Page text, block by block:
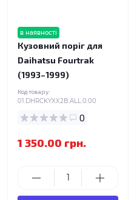
в наявності
Кузовний поріг для
Daihatsu Fourtrak
(1993–1999)
Код товару:
01.DHRCKYXX2B.ALL.0.00
0
1 350.00 грн.